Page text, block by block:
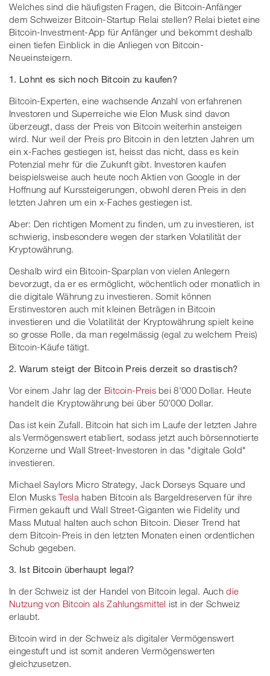
Welches sind die häufigsten Fragen, die Bitcoin-Anfänger
dem Schweizer Bitcoin-Startup Relai stellen? Relai bietet eine
Bitcoin-Investment-App für Anfänger und bekommt deshalb
einen tiefen Einblick in die Anliegen von Bitcoin-
Neueinsteigern.
1. Lohnt es sich noch Bitcoin zu kaufen?
Bitcoin-Experten, eine wachsende Anzahl von erfahrenen
Investoren und Superreiche wie Elon Musk sind davon
überzeugt, dass der Preis von Bitcoin weiterhin ansteigen
wird. Nur weil der Preis pro Bitcoin in den letzten Jahren um
ein x-Faches gestiegen ist, heisst das nicht, dass es kein
Potenzial mehr für die Zukunft gibt. Investoren kaufen
beispielsweise auch heute noch Aktien von Google in der
Hoffnung auf Kurssteigerungen, obwohl deren Preis in den
letzten Jahren um ein x-Faches gestiegen ist.
Aber: Den richtigen Moment zu finden, um zu investieren, ist
schwierig, insbesondere wegen der starken Volatilität der
Kryptowährung.
Deshalb wird ein Bitcoin-Sparplan von vielen Anlegern
bevorzugt, da er es ermöglicht, wöchentlich oder monatlich in
die digitale Währung zu investieren. Somit können
Erstinvestoren auch mit kleinen Beträgen in Bitcoin
investieren und die Volatilität der Kryptowährung spielt keine
so grosse Rolle, da man regelmässig (egal zu welchem Preis)
Bitcoin-Käufe tätigt.
2. Warum steigt der Bitcoin Preis derzeit so drastisch?
Vor einem Jahr lag der Bitcoin-Preisbei 8'000 Dollar. Heute
handelt die Kryptowährung bei über 50’000 Dollar.
Das ist kein Zufall. Bitcoin hat sich im Laufe der letzten Jahre
als Vermögenswert etabliert, sodass jetzt auch börsennotierte
Konzerne und Wall Street-Investoren in das "digitale Gold"
investieren.
Michael Saylors Micro Strategy, Jack Dorseys Square und
Elon MusksTesla haben Bitcoin als Bargeldreserven für ihre
Firmen gekauft und Wall Street-Giganten wie Fidelity und
Mass Mutual halten auch schon Bitcoin. Dieser Trend hat
dem Bitcoin-Preis in den letzten Monaten einen ordentlichen
Schub gegeben.
3. Ist Bitcoin überhaupt legal?
In der Schweiz ist der Handel von Bitcoin legal. Auchdie
Nutzung von Bitcoin als Zahlungsmittel ist in der Schweiz
erlaubt.
Bitcoin wird in der Schweiz als digitaler Vermögenswert
eingestuft und ist somit anderen Vermögenswerten
gleichzusetzen.